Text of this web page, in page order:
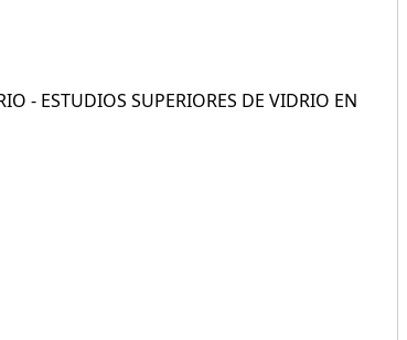
- ESTUDIOS SUPERIORES DE VIDRIO EN